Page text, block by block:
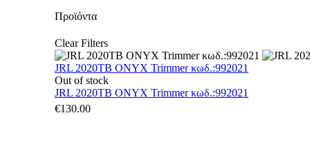
Προϊόντα
Clear Filters
JRL 2020TB ONYX Trimmer κωδ.:992021
Out of stock
JRL 2020TB ONYX Trimmer κωδ.:992021
€130.00